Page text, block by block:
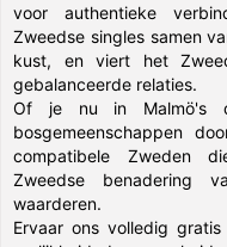
voor authentieke
Zweedse singles samen
kust, en viert het
gebalanceerde relaties.
Of je nu in Malmö's
bosgemeenschappen
compatibele Zweden
Zweedse benadering
waarderen.
Ervaar ons volledig